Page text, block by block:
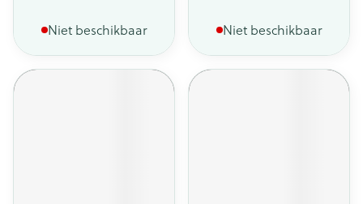
Niet beschikbaar Niet beschikbaar